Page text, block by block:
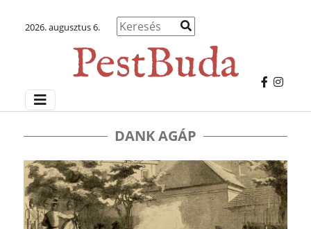
2026. augusztus 6.
DANK AGÁP